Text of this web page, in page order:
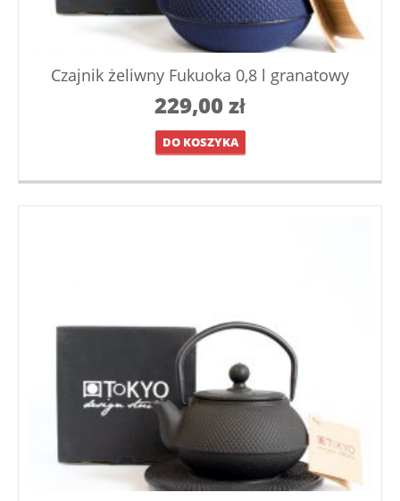
Czajnik żeliwny Fukuoka 0,8 l granatowy
229,00zł
DO KOSZYKA